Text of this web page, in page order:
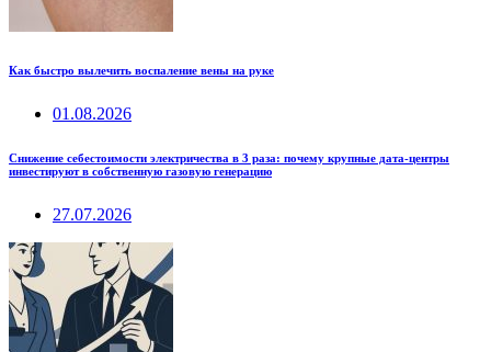
Как быстро вылечить воспаление вены на руке
01.08.2026
Снижение себестоимости электричества в 3 раза: почему крупные дата-центры
инвестируют в собственную газовую генерацию
27.07.2026